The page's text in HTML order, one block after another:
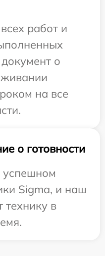
работ и
о
на все
о готовности
Sigma, и наш
технику в